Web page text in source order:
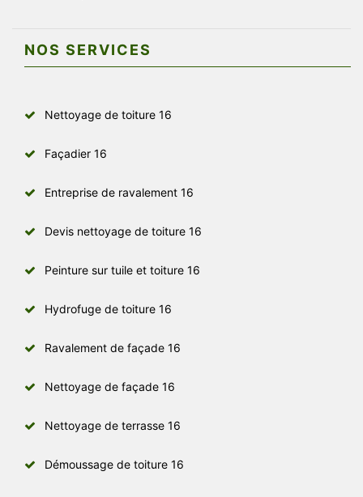
NOS SERVICES
Nettoyage de toiture 16
Façadier 16
Entreprise de ravalement 16
Devis nettoyage de toiture 16
Peinture sur tuile et toiture 16
Hydrofuge de toiture 16
Ravalement de façade 16
Nettoyage de façade 16
Nettoyage de terrasse 16
Démoussage de toiture 16